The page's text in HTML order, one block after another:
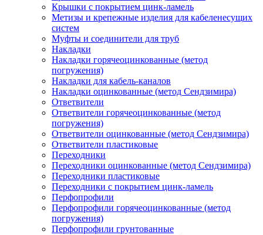
Крышки с покрытием цинк-ламель
Метизы и крепежные изделия для кабеленесущих
систем
Муфты и соединители для труб
Накладки
Накладки горячеоцинкованные (метод
погружения)
Накладки для кабель-каналов
Накладки оцинкованные (метод Сендзимира)
Ответвители
Ответвители горячеоцинкованные (метод
погружения)
Ответвители оцинкованные (метод Сендзимира)
Ответвители пластиковые
Переходники
Переходники оцинкованные (метод Сендзимира)
Переходники пластиковые
Переходники с покрытием цинк-ламель
Перфопрофили
Перфопрофили горячеоцинкованные (метод
погружения)
Перфопрофили грунтованные